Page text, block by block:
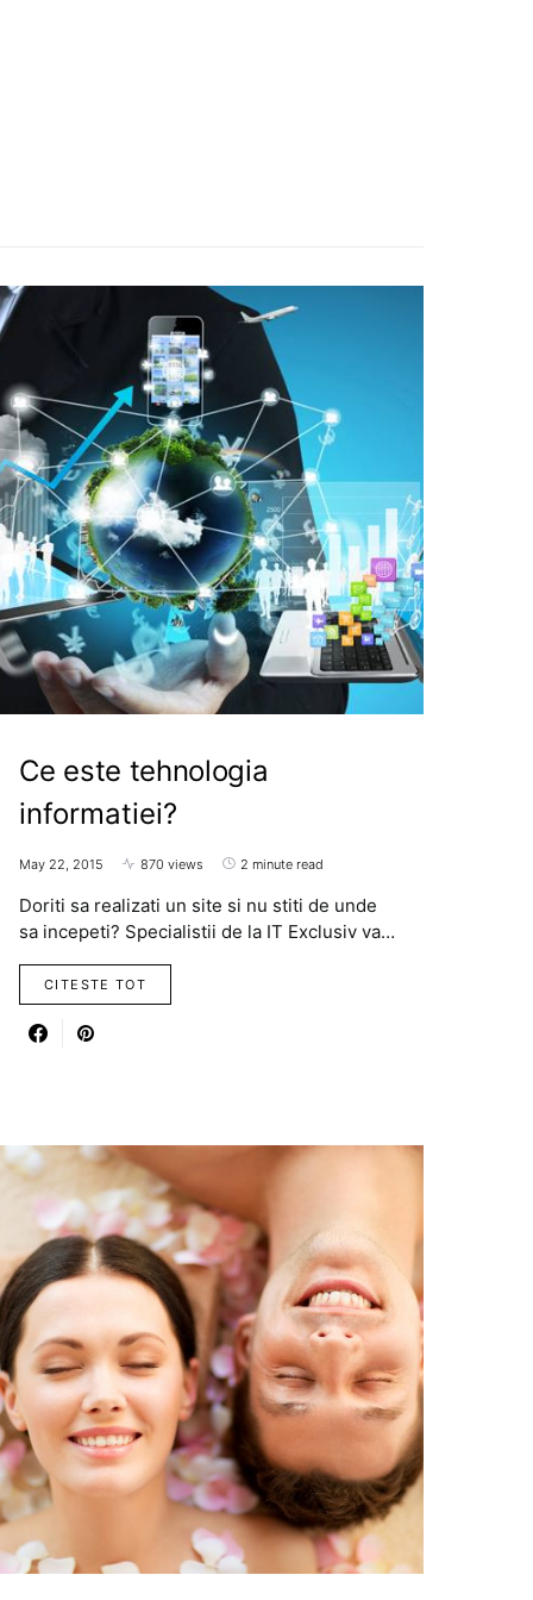
Ce este tehnologia
informatiei?
May 22, 2015 870 views 2 minute read
Doriti sa realizati un site si nu stiti de unde
sa incepeti? Specialistii de la IT Exclusiv va…
CITESTE TOT